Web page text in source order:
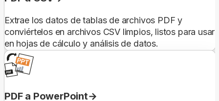
Extrae los datos de tablas de archivos PDF y
conviértelos en archivos CSV limpios, listos para usar
en hojas de cálculo y análisis de datos.
PDF a PowerPoint